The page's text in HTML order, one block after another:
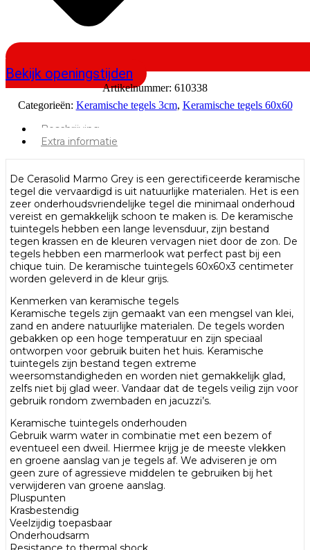
Bekijk openingstijden
Artikelnummer: 610338
Categorieën: Keramische tegels 3cm, Keramische tegels 60x60
Beschrijving
Extra informatie
De Cerasolid Marmo Grey is een gerectificeerde keramische
tegel die vervaardigd is uit natuurlijke materialen. Het is een
zeer onderhoudsvriendelijke tegel die minimaal onderhoud
vereist en gemakkelijk schoon te maken is. De keramische
tuintegels hebben een lange levensduur, zijn bestand
tegen krassen en de kleuren vervagen niet door de zon. De
tegels hebben een marmerlook wat perfect past bij een
chique tuin. De keramische tuintegels 60x60x3 centimeter
worden geleverd in de kleur grijs.
Kenmerken van keramische tegels
Keramische tegels zijn gemaakt van een mengsel van klei,
zand en andere natuurlijke materialen. De tegels worden
gebakken op een hoge temperatuur en zijn speciaal
ontworpen voor gebruik buiten het huis. Keramische
tuintegels zijn bestand tegen extreme
weersomstandigheden en worden niet gemakkelijk glad,
zelfs niet bij glad weer. Vandaar dat de tegels veilig zijn voor
gebruik rondom zwembaden en jacuzzi’s.
Keramische tuintegels onderhouden
Gebruik warm water in combinatie met een bezem of
eventueel een dweil. Hiermee krijg je de meeste vlekken
en groene aanslag van je tegels af. We adviseren je om
geen zure of agressieve middelen te gebruiken bij het
verwijderen van groene aanslag.
Pluspunten
Krasbestendig
Veelzijdig toepasbaar
Onderhoudsarm